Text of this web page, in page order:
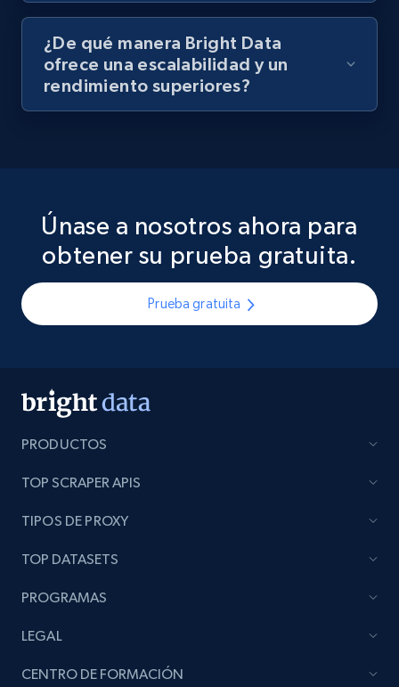
¿De qué manera Bright Data
ofrece una escalabilidad y un
rendimiento superiores?
Únase a nosotros ahora para
obtener su prueba gratuita.
Prueba gratuita
PRODUCTOS
TOP SCRAPER APIS
TIPOS DE PROXY
TOP DATASETS
PROGRAMAS
LEGAL
CENTRO DE FORMACIÓN